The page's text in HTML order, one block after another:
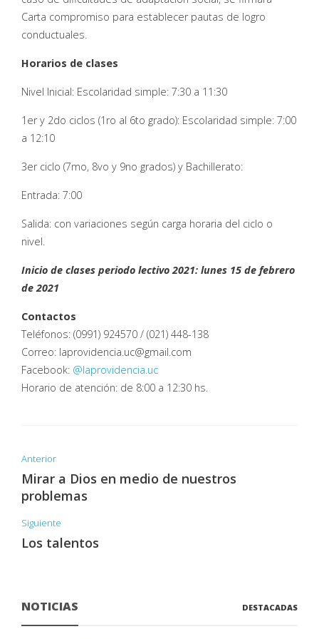
Carta compromiso para establecer pautas de logro
conductuales.
Horarios de clases
Nivel Inicial: Escolaridad simple: 7:30 a 11:30
1er y 2do ciclos (1ro al 6to grado): Escolaridad simple: 7:00
a 12:10
3er ciclo (7mo, 8vo y 9no grados) y Bachillerato:
Entrada: 7:00
Salida: con variaciones según carga horaria del ciclo o
nivel.
Inicio de clases periodo lectivo 2021: lunes 15 de febrero
de 2021
Contactos
Teléfonos: (0991) 924570 / (021) 448-138
Correo: laprovidencia.uc@gmail.com
Facebook: @laprovidencia.uc
Horario de atención: de 8:00 a 12:30 hs.
Anterior
Mirar a Dios en medio de nuestros
problemas
Siguiente
Los talentos
NOTICIAS DESTACADAS